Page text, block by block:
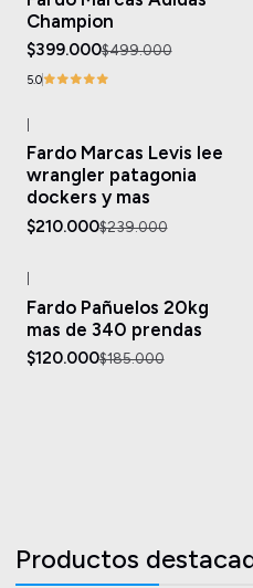
Champion
$399.000$499.000
5.0
Agotado
Fardo Marcas Levis lee
wrangler patagonia
dockers y mas
$210.000$239.000
Fardo Pañuelos 20kg
mas de 340 prendas
$120.000$185.000
Productos